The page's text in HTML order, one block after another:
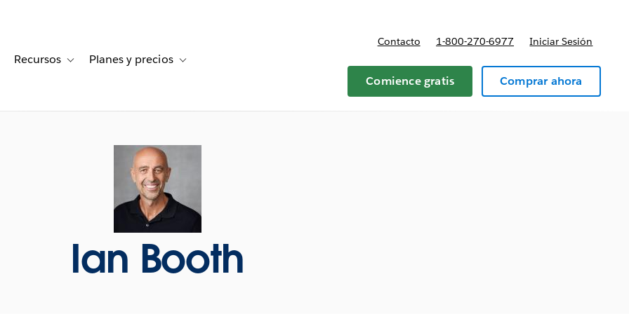
Historias de clientes
sub-navigation for Soluciones
Recursos Toggle sub-navigation for Recursos
Planes y precios Toggle sub-navigation for Planes y precios
Contacto 1-800-270-6977 Iniciar Sesión
Comience gratis Comprar ahora
Ian Booth